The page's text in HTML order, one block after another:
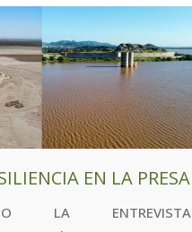
EN LA PRESA
LA ENTREVISTA